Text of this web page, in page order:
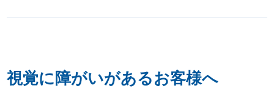
視覚に障がいがあるお客様へ